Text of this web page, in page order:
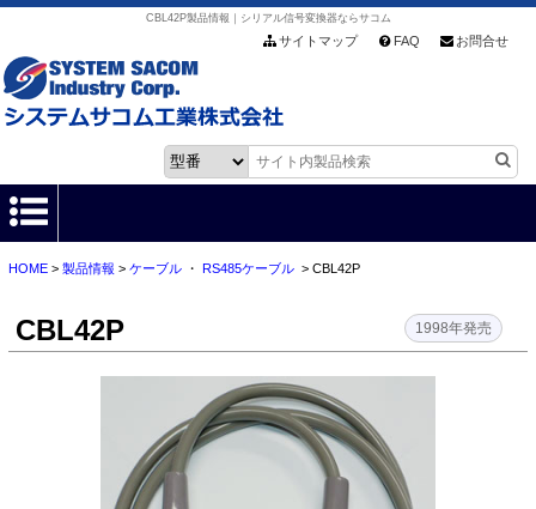
CBL42P製品情報｜シリアル信号変換器ならサコム
サイトマップ FAQ お問合せ
HOME
各種ダウンロード
お客様サポート
HOME> 製品情報 > ケーブル・ RS485ケーブル> CBL42P
CBL42P 1998年発売